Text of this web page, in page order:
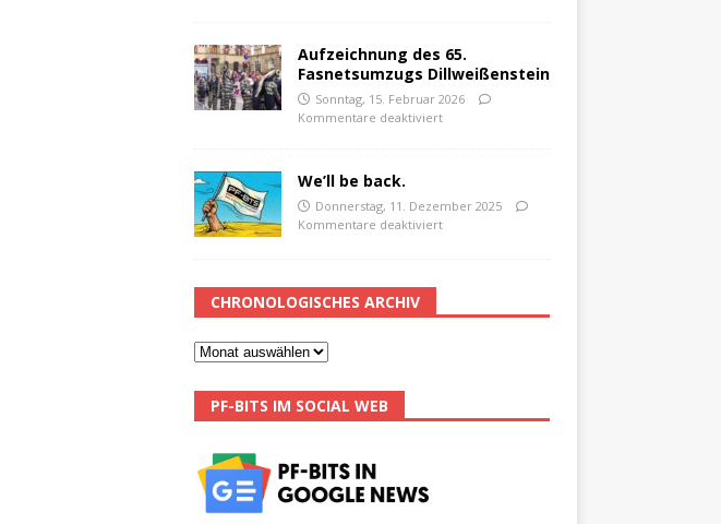
Aufzeichnung des 65.
Fasnetsumzugs Dillweißenstein
Sonntag, 15. Februar 2026
Kommentare deaktiviert
We’ll be back.
Donnerstag, 11. Dezember 2025
Kommentare deaktiviert
CHRONOLOGISCHES ARCHIV
PF-BITS IM SOCIAL WEB